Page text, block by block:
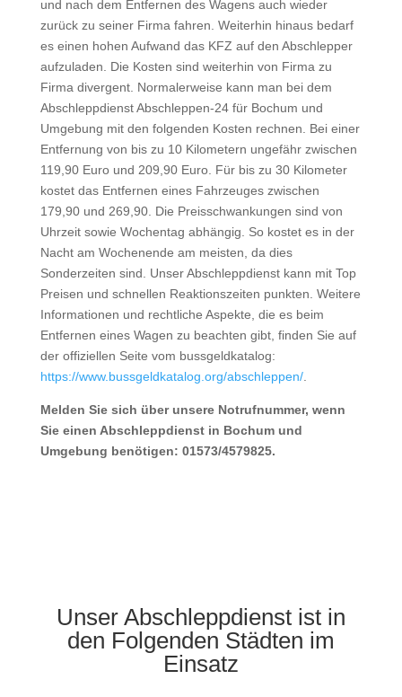
und nach dem Entfernen des Wagens auch wieder
zurück zu seiner Firma fahren. Weiterhin hinaus bedarf
es einen hohen Aufwand das KFZ auf den Abschlepper
aufzuladen. Die Kosten sind weiterhin von Firma zu
Firma divergent. Normalerweise kann man bei dem
Abschleppdienst Abschleppen-24 für Bochum und
Umgebung mit den folgenden Kosten rechnen. Bei einer
Entfernung von bis zu 10 Kilometern ungefähr zwischen
119,90 Euro und 209,90 Euro. Für bis zu 30 Kilometer
kostet das Entfernen eines Fahrzeuges zwischen
179,90 und 269,90. Die Preisschwankungen sind von
Uhrzeit sowie Wochentag abhängig. So kostet es in der
Nacht am Wochenende am meisten, da dies
Sonderzeiten sind. Unser Abschleppdienst kann mit Top
Preisen und schnellen Reaktionszeiten punkten. Weitere
Informationen und rechtliche Aspekte, die es beim
Entfernen eines Wagen zu beachten gibt, finden Sie auf
der offiziellen Seite vom bussgeldkatalog:
https://www.bussgeldkatalog.org/abschleppen/.
Melden Sie sich über unsere Notrufnummer, wenn
Sie einen Abschleppdienst in Bochum und
Umgebung benötigen: 01573/4579825.
Unser Abschleppdienst ist in
den Folgenden Städten im
Einsatz